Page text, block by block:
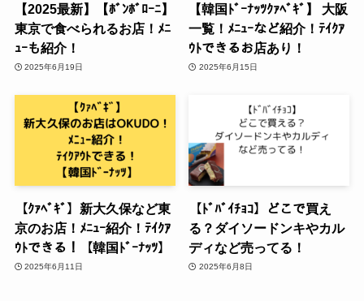
【2025最新】【ﾎﾞﾝﾎﾞﾛｰﾆ】
東京で食べられるお店！ﾒﾆ
ｭｰも紹介！
2025年6月19日
【韓国ﾄﾞｰﾅｯﾂｸｧﾍﾞｷﾞ】 大阪
一覧！ﾒﾆｭｰなど紹介！ﾃｲｸｱ
ｳﾄできるお店あり！
2025年6月15日
【ｸｧﾍﾞｷﾞ】新大久保など東
京のお店！ﾒﾆｭｰ紹介！ﾃｲｸｱ
ｳﾄできる！【韓国ﾄﾞｰﾅｯﾂ】
2025年6月11日
【ﾄﾞﾊﾞｲﾁｮｺ】どこで買え
る？ダイソードンキやカル
ディなど売ってる！
2025年6月8日